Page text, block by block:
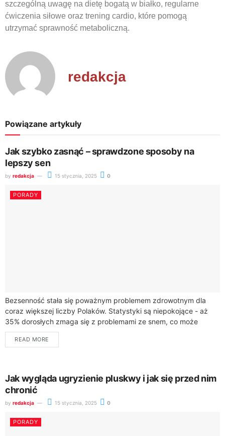
szczególną uwagę na dietę bogatą w białko, regularne
ćwiczenia siłowe oraz trening cardio, które pomogą
utrzymać sprawność metaboliczną.
redakcja
Powiązane artykuły
Jak szybko zasnąć – sprawdzone sposoby na
lepszy sen
by redakcja 15 stycznia, 2025 0
PORADY
Bezsenność stała się poważnym problemem zdrowotnym dla
coraz większej liczby Polaków. Statystyki są niepokojące - aż
35% dorosłych zmaga się z problemami ze snem, co może
prowadzić do poważnych konsekwencji...
READ MORE
Jak wygląda ugryzienie pluskwy i jak się przed nim
chronić
by redakcja 15 stycznia, 2025 0
PORADY